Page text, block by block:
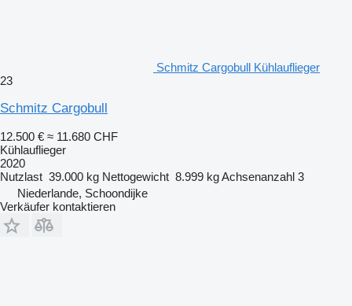
Schmitz Cargobull Kühlauflieger
23
Schmitz Cargobull
12.500 € ≈ 11.680 CHF
Kühlauflieger
2020
Nutzlast 39.000 kg Nettogewicht 8.999 kgAchsenanzahl 3
Niederlande, Schoondijke
Verkäufer kontaktieren